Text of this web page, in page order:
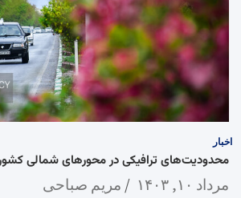
اخبار
محدودیت‌های ترافیکی در محورهای شمالی
مرداد ۱۰, ۱۴۰۳ مریم صباحی